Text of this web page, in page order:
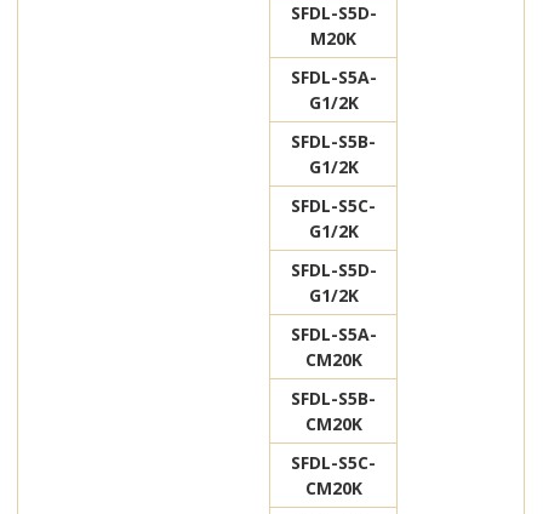
SFDL-S5D-
M20K
SFDL-S5A-
G1/2K
SFDL-S5B-
G1/2K
SFDL-S5C-
G1/2K
SFDL-S5D-
G1/2K
SFDL-S5A-
CM20K
SFDL-S5B-
CM20K
SFDL-S5C-
CM20K